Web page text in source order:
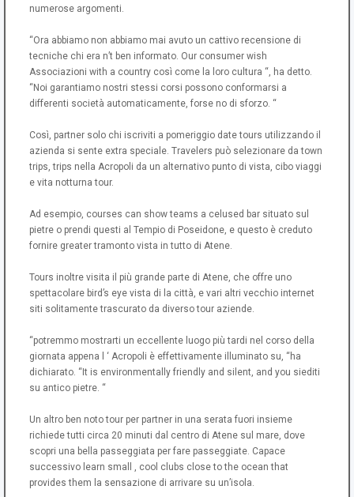
numerose argomenti.
“Ora abbiamo non abbiamo mai avuto un cattivo recensione di
tecniche chi era n’t ben informato. Our consumer wish
Associazioni with a country così come la loro cultura “, ha detto.
“Noi garantiamo nostri stessi corsi possono conformarsi a
differenti società automaticamente, forse no di sforzo. “
Così, partner solo chi iscriviti a pomeriggio date tours utilizzando il
azienda si sente extra speciale. Travelers può selezionare da town
trips, trips nella Acropoli da un alternativo punto di vista, cibo viaggi
e vita notturna tour.
Ad esempio, courses can show teams a celused bar situato sul
pietre o prendi questi al Tempio di Poseidone, e questo è creduto
fornire greater tramonto vista in tutto di Atene.
Tours inoltre visita il più grande parte di Atene, che offre uno
spettacolare bird’s eye vista di la città, e vari altri vecchio internet
siti solitamente trascurato da diverso tour aziende.
“potremmo mostrarti un eccellente luogo più tardi nel corso della
giornata appena l ‘ Acropoli è effettivamente illuminato su, “ha
dichiarato. “It is environmentally friendly and silent, and you siediti
su antico pietre. “
Un altro ben noto tour per partner in una serata fuori insieme
richiede tutti circa 20 minuti dal centro di Atene sul mare, dove
scopri una bella passeggiata per fare passeggiate. Capace
successivo learn small , cool clubs close to the ocean that
provides them la sensazione di arrivare su un’isola.